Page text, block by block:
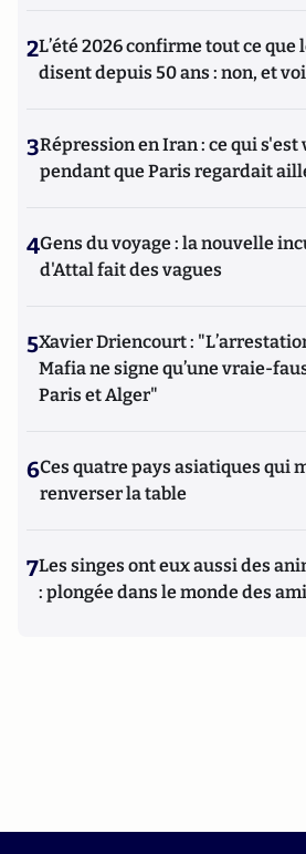
2L’été 2026 confirme tout ce que
disent depuis 50 ans : non, et
3Répression en Iran : ce qui
pendant que Paris regardait
4Gens du voyage : la nouvelle
d'Attal fait des vagues
5Xavier Driencourt :
Mafia ne signe qu’une vraie-
Paris et Alger"
6Ces quatre pays asiatiques qui
renverser la table
7Les singes ont eux aussi des
: plongée dans le monde des